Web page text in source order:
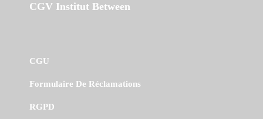
CGV Institut Between
CGU
Formulaire De Réclamations
RGPD